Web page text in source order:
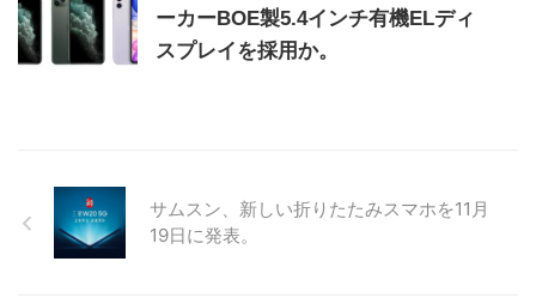
ーカーBOE製5.4インチ有機ELディ
スプレイを採用か。
サムスン、新しい折りたたみスマホを11月
19日に発表。